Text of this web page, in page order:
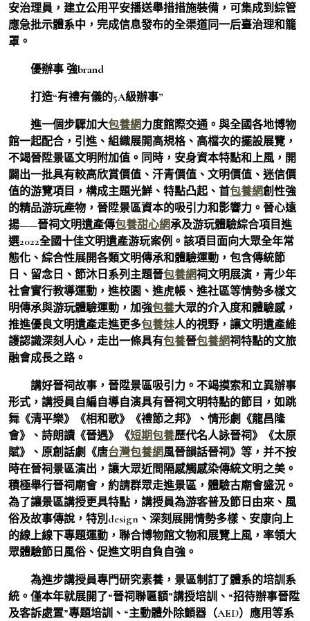
安治理員，建立公用平安播送舉措措施裝備，可集成到綜管
應急批示體系中，完成信息發布的全渠道同一后臺治理和籠
罩。
優辦事 強brand
打造“有禮有儀的5A級辦事”
進一個步驟加大包養網力度館際交通。與全國各地博物
館一起配合，引進、組織展開高規格、高檔次的擺設展覽，
不竭晉陞景區文明附加值。同時，安身資本特點和上風，開
闢出一批具有較高欣賞價值、汗青價值、文明價值、迷信價
值的游覽項目，構成主題光鮮、特點凸起、首包養網創性強
的精品游玩產物，晉陞景區資本的吸引力和影響力。晉心遠
揚——晉祠文明遺產傳包養甜心網承及游玩體驗綜合項目進
選2022全國十佳文明遺產游玩案例。該項目面向大眾全年常
態化、綜合性展開各類文明傳承和體驗運動，包含傳統節
日、留念日、節沐日系列主題晉包養網祠文明展演，青少年
社會實行教導運動，進校園、進虎帳、進社區等情勢多樣文
明傳承與游玩體驗運動，加強包養大眾的介入度和體驗感，
推進優良文明遺產走進更多包養妹人的視野，讓文明遺產維
護認識深刻人心，走出一條具有包養晉包養網祠特點的文旅
融會成長之路。
講好晉祠故事，晉陞景區吸引力。不竭摸索和立異辦事
形式，講授員自編自導自演具有晉祠文明特點的節目，如跳
舞《清平樂》《相和歌》《禮節之邦》、情形劇《龍昌隆
會》、詩朗讀《晉遇》《短期包養歷代名人詠晉祠》《太原
賦》、原創話劇《唐台灣包養網風晉韻話晉祠》等，并不按
時在晉祠景區演出，讓大眾近間隔感觸感染傳統文明之美。
積極舉行晉祠廟會，約請群眾走進景區，體驗古廟會盛況。
為了讓景區講授更具特點，講授員為游客普及節日由來、風
俗及故事傳說，特別design、深刻展開情勢多樣、安康向上
的線上線下專題運動，聯合博物館文物和展覽上風，率領大
眾體驗節日風俗、促進文明自負自強。
為進步講授員專門研究素養，景區制訂了體系的培訓系
統。僅本年就展開了“晉祠聯匾額”講授培訓、“招待辦事晉陞
及客訴處置”專題培訓、“主動體外除顫器（AED）應用等系